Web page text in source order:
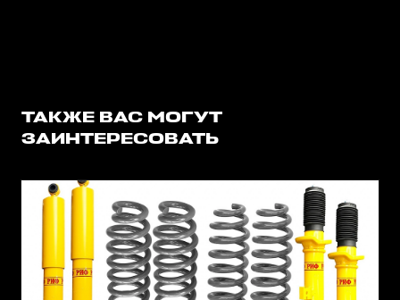
ТАКЖЕ ВАС МОГУТ
ЗАИНТЕРЕСОВАТЬ